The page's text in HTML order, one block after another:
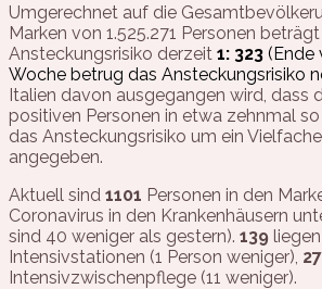
Umgerechnet auf die
Marken von 1.525.271 Personen
Ansteckungsrisiko derzeit 1: 323 (Ende
Woche betrug das Ansteckungsrisiko
Italien davon ausgegangen wird, dass
positiven Personen in etwa zehnmal
das Ansteckungsrisiko um ein
angegeben.
Aktuell sind 1101 Personen in den
Coronavirus in den Krankenhäusern
sind 40 weniger als gestern). 139
Intensivstationen (1 Person weniger),
Intensivzwischenpflege (11 weniger).